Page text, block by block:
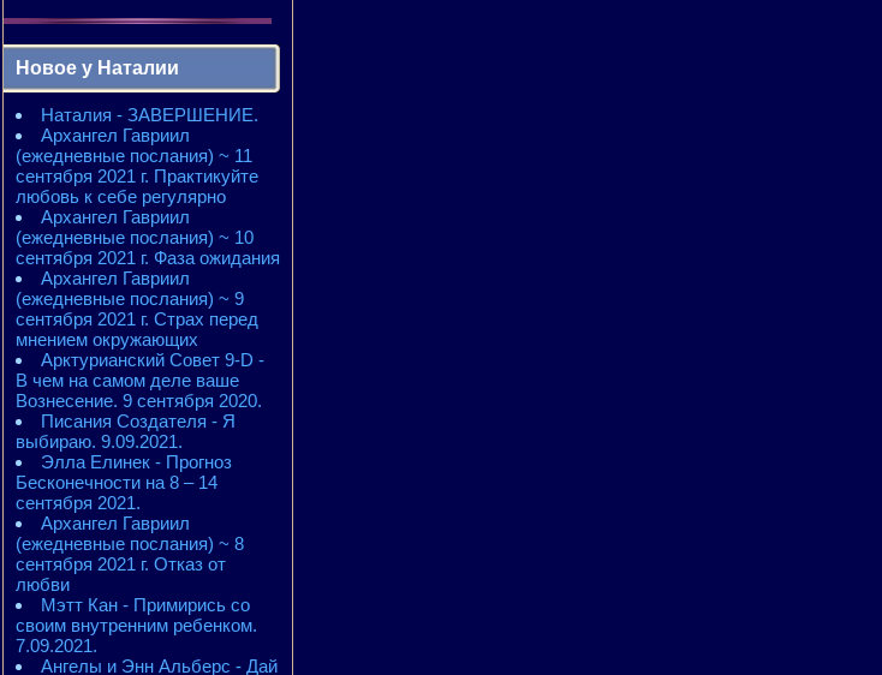
2010 - энергии месяцев
2010 - ЭНЕРГИИ года
2011 - энергии месяцев
2011 - ЭНЕРГИИ года
2012 - энергии месяцев
2012 - ЭНЕРГИИ года
2013 - энергии месяцев
2013 - ЭНЕРГИИ года
2014 - энергии месяцев
2014 - ЭНЕРГИИ года
2015 - энергии месяцев
2015 - ЭНЕРГИИ года
Новое у Наталии
Наталия - ЗАВЕРШЕНИЕ.
Архангел Гавриил
(ежедневные послания) ~ 11
сентября 2021 г. Практикуйте
любовь к себе регулярно
Архангел Гавриил
(ежедневные послания) ~ 10
сентября 2021 г. Фаза ожидания
Архангел Гавриил
(ежедневные послания) ~ 9
сентября 2021 г. Страх перед
мнением окружающих
Арктурианский Совет 9-D -
В чем на самом деле ваше
Вознесение. 9 сентября 2020.
Писания Создателя - Я
выбираю. 9.09.2021.
Элла Елинек - Прогноз
Бесконечности на 8 – 14
сентября 2021.
Архангел Гавриил
(ежедневные послания) ~ 8
сентября 2021 г. Отказ от
любви
Мэтт Кан - Примирись со
своим внутренним ребенком.
7.09.2021.
Ангелы и Энн Альберс - Дай